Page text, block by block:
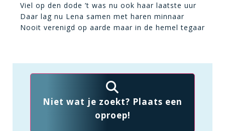
Viel op den dode ’t was nu ook haar laatste uur
Daar lag nu Lena samen met haren minnaar
Nooit verenigd op aarde maar in de hemel tegaar
Niet wat je zoekt? Plaats een
oproep!